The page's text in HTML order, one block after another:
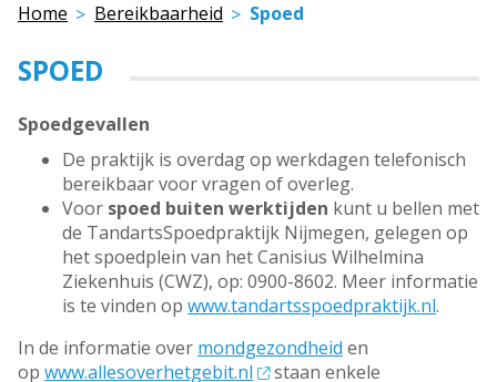
Home Bereikbaarheid Spoed
SPOED
Spoedgevallen
De praktijk is overdag op werkdagen telefonisch
bereikbaar voor vragen of overleg.
Voor spoed buiten werktijden kunt u bellen met
de TandartsSpoedpraktijk Nijmegen, gelegen op
het spoedplein van het Canisius Wilhelmina
Ziekenhuis (CWZ), op: 0900-8602. Meer informatie
is te vinden op www.tandartsspoedpraktijk.nl.
In de informatie over mondgezondheid en
op www.allesoverhetgebit.nl
staan enkele